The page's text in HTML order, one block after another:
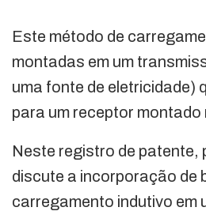
Este método de
montadas em um
uma fonte de eletricidade)
para um receptor montado
Neste registro de patente,
discute a incorporação de
carregamento indutivo em